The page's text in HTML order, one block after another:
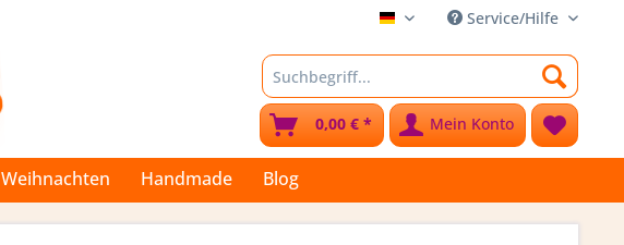
Stoffkleks Service/Hilfe
Mein Konto
0,00 € *
Weihnachten Handmade Blog